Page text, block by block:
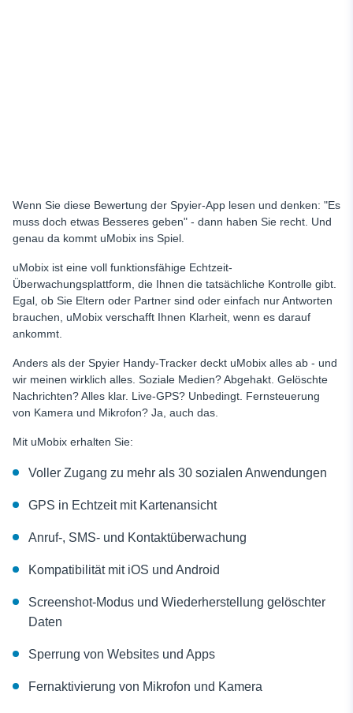
Wenn Sie diese Bewertung der Spyier-App lesen und denken: "Es
muss doch etwas Besseres geben" - dann haben Sie recht. Und
genau da kommt uMobix ins Spiel.
uMobix ist eine voll funktionsfähige Echtzeit-
Überwachungsplattform, die Ihnen die tatsächliche Kontrolle gibt.
Egal, ob Sie Eltern oder Partner sind oder einfach nur Antworten
brauchen, uMobix verschafft Ihnen Klarheit, wenn es darauf
ankommt.
Anders als der Spyier Handy-Tracker deckt uMobix alles ab - und
wir meinen wirklich alles. Soziale Medien? Abgehakt. Gelöschte
Nachrichten? Alles klar. Live-GPS? Unbedingt. Fernsteuerung
von Kamera und Mikrofon? Ja, auch das.
Mit uMobix erhalten Sie:
Voller Zugang zu mehr als 30 sozialen Anwendungen
GPS in Echtzeit mit Kartenansicht
Anruf-, SMS- und Kontaktüberwachung
Kompatibilität mit iOS und Android
Screenshot-Modus und Wiederherstellung gelöschter
Daten
Sperrung von Websites und Apps
Fernaktivierung von Mikrofon und Kamera